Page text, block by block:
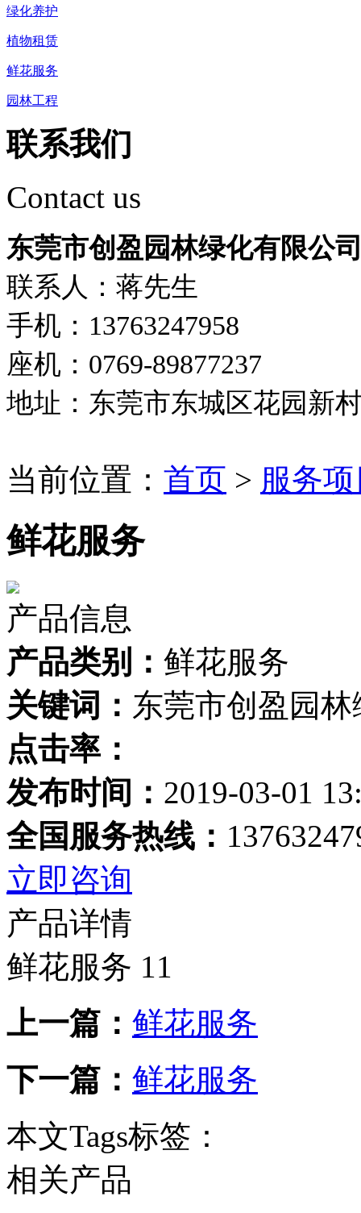
绿化养护
植物租赁
鲜花服务
园林工程
联系我们
Contact us
东莞市创盈园林绿化有限公
联系人：蒋先生
手机：13763247958
座机：0769-89877237
地址：东莞市东城区花园新
当前位置： 首页 > 服务
鲜花服务
产品信息
产品类别： 鲜花服务
关键词： 东莞市创盈园
点击率：
发布时间： 2019-03-01
全国服务热线：
立即咨询
产品详情
鲜花服务 11
上一篇： 鲜花服务
下一篇： 鲜花服务
本文Tags标签：
相关产品